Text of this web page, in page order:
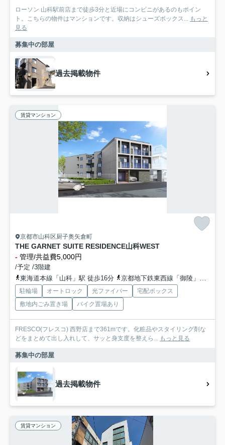
ローソン 山科駅前店まで徒歩3分と近場にコンビニがあるのもポイン
ト。こちらの物件はマンションです。収納はシューズボックス... もっと
見る
募集中の部屋
過去掲載物件
賃貸マンション
京都市山科区厨子奥矢倉町
THE GARNET SUITE RESIDENCE山科WEST
- 管理/共益費5,000円
/予定 /3階建
東海道本線「山科」駅 徒歩16分
京都地下鉄東西線「御陵」駅 徒歩14分
駐輪場 オートロック 光ファイバー
宅配ボックス
敷地内ごみ置き場
バイク置場あり
FRESCO(フレスコ) 西野店まで361mです。化粧品やスタイリング剤な
どをまとめて出し入れして、サッと身支度を整えら... もっと見る
募集中の部屋
過去掲載物件
賃貸マンション